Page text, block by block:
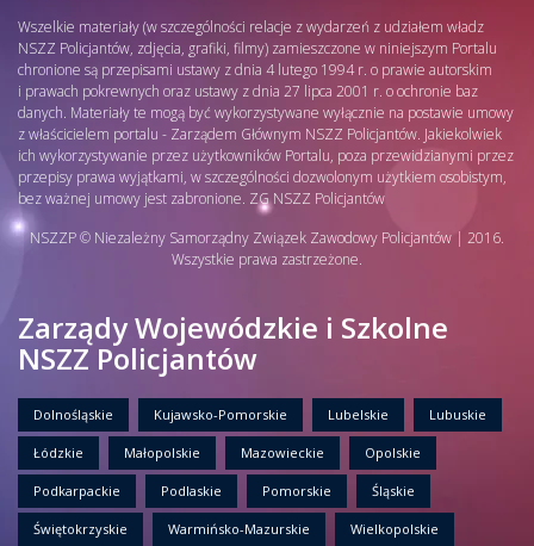
Wszelkie materiały (w szczególności relacje z wydarzeń z udziałem władz
NSZZ Policjantów, zdjęcia, grafiki, filmy) zamieszczone w niniejszym Portalu
chronione są przepisami ustawy z dnia 4 lutego 1994 r. o prawie autorskim
i prawach pokrewnych oraz ustawy z dnia 27 lipca 2001 r. o ochronie baz
danych. Materiały te mogą być wykorzystywane wyłącznie na postawie umowy
z właścicielem portalu - Zarządem Głównym NSZZ Policjantów. Jakiekolwiek
ich wykorzystywanie przez użytkowników Portalu, poza przewidzianymi przez
przepisy prawa wyjątkami, w szczególności dozwolonym użytkiem osobistym,
bez ważnej umowy jest zabronione. ZG NSZZ Policjantów
NSZZP © Niezależny Samorządny Związek Zawodowy Policjantów | 2016.
Wszystkie prawa zastrzeżone.
Zarządy Wojewódzkie i Szkolne
NSZZ Policjantów
Dolnośląskie Kujawsko-Pomorskie Lubelskie Lubuskie
Łódzkie Małopolskie Mazowieckie Opolskie
Podkarpackie Podlaskie Pomorskie Śląskie
Świętokrzyskie Warmińsko-Mazurskie Wielkopolskie